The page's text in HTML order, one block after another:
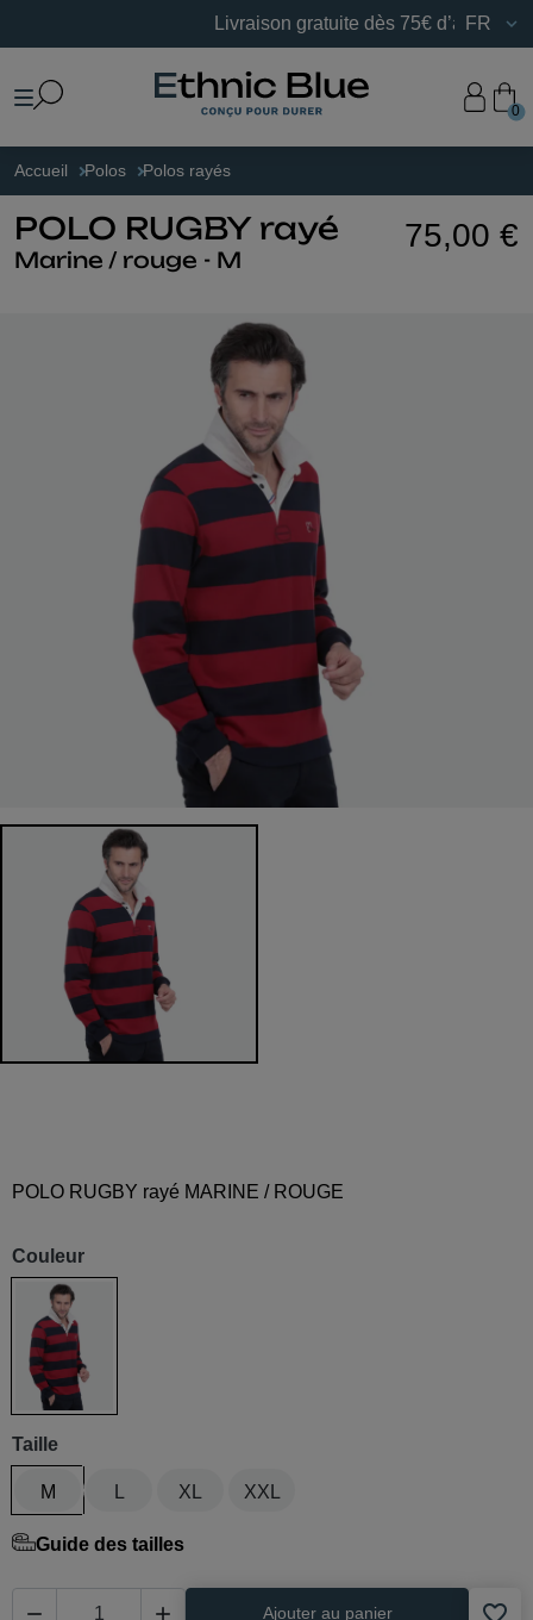
Livraison gratuite dès 75€ d’achats en
FR
0
Accueil Polos Polos rayés
POLO RUGBY rayé
Marine / rouge - M
75,00 €
POLO RUGBY rayé MARINE / ROUGE
Couleur
Marine / rouge
Taille
M XL XXL
Guide des tailles
  Ajouter au panier favorite_border